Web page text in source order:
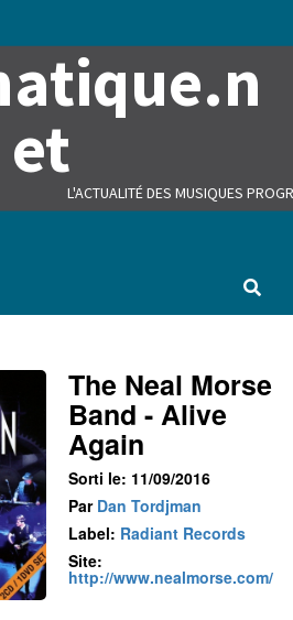
et
L'ACTUALITÉ DES MUSIQUES
The Neal Morse
Band - Alive
Again
Sorti le: 11/09/2016
Par Dan Tordjman
Label: Radiant Records
Site:
http://www.nealmorse.com/